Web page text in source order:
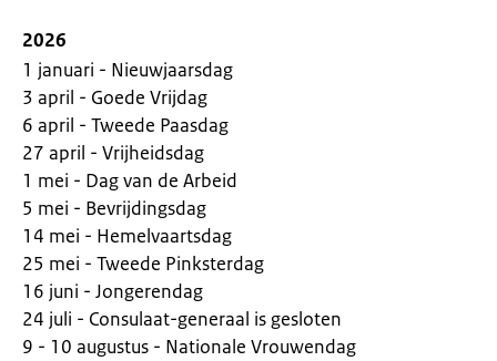
2026
1 januari - Nieuwjaarsdag
3 april - Goede Vrijdag
6 april - Tweede Paasdag
27 april - Vrijheidsdag
1 mei - Dag van de Arbeid
5 mei - Bevrijdingsdag
14 mei - Hemelvaartsdag
25 mei - Tweede Pinksterdag
16 juni - Jongerendag
24 juli - Consulaat-generaal is gesloten
9 - 10 augustus - Nationale Vrouwendag